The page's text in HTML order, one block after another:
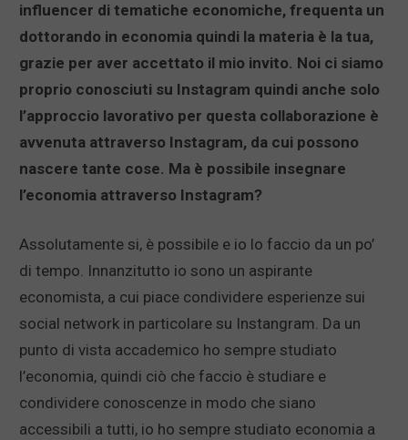
influencer di tematiche economiche, frequenta un
dottorando in economia quindi la materia è la tua,
grazie per aver accettato il mio invito. Noi ci siamo
proprio conosciuti su Instagram quindi anche solo
l’approccio lavorativo per questa collaborazione è
avvenuta attraverso Instagram, da cui possono
nascere tante cose. Ma è possibile insegnare
l’economia attraverso Instagram?
Assolutamente si, è possibile e io lo faccio da un po’
di tempo. Innanzitutto io sono un aspirante
economista, a cui piace condividere esperienze sui
social network in particolare su Instangram. Da un
punto di vista accademico ho sempre studiato
l’economia, quindi ciò che faccio è studiare e
condividere conoscenze in modo che siano
accessibili a tutti, io ho sempre studiato economia a